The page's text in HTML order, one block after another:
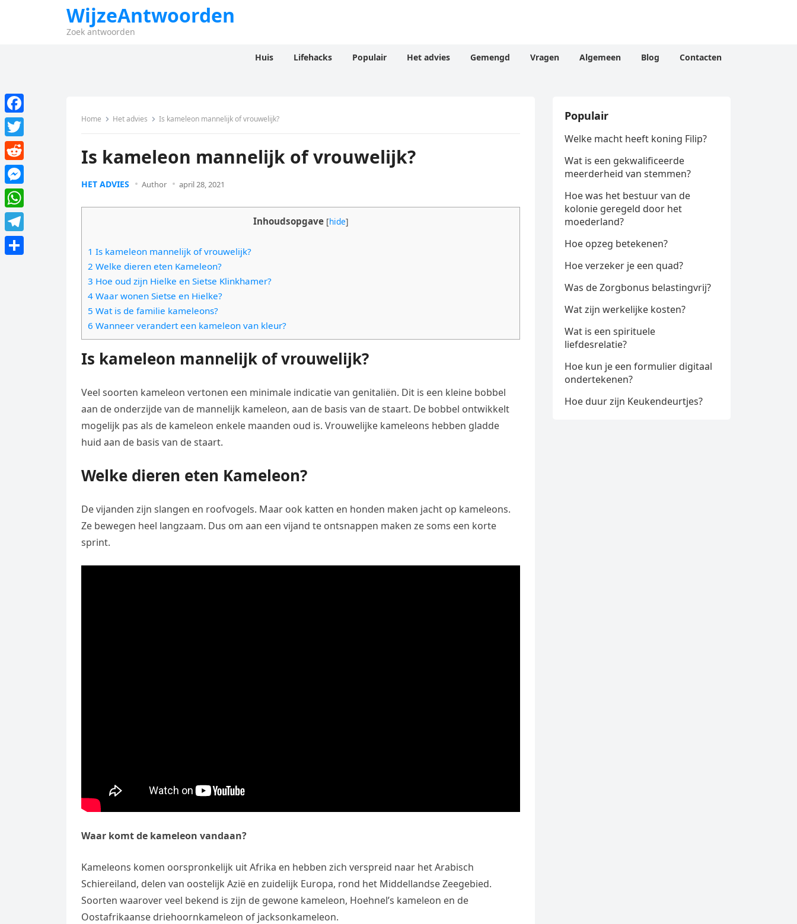
WijzeAntwoorden
Zoek antwoorden
Huis Lifehacks Populair Het advies Gemengd Vragen Algemeen Blog Contacten
Home Het advies Is kameleon mannelijk of vrouwelijk?
Is kameleon mannelijk of vrouwelijk?
HET ADVIES Author april 28, 2021
Inhoudsopgave [hide]
1 Is kameleon mannelijk of vrouwelijk?
2 Welke dieren eten Kameleon?
3 Hoe oud zijn Hielke en Sietse Klinkhamer?
4 Waar wonen Sietse en Hielke?
5 Wat is de familie kameleons?
6 Wanneer verandert een kameleon van kleur?
Is kameleon mannelijk of vrouwelijk?
Veel soorten kameleon vertonen een minimale indicatie van genitaliën. Dit is een kleine bobbel
aan de onderzijde van de mannelijk kameleon, aan de basis van de staart. De bobbel ontwikkelt
mogelijk pas als de kameleon enkele maanden oud is. Vrouwelijke kameleons hebben gladde
huid aan de basis van de staart.
Welke dieren eten Kameleon?
De vijanden zijn slangen en roofvogels. Maar ook katten en honden maken jacht op kameleons.
Ze bewegen heel langzaam. Dus om aan een vijand te ontsnappen maken ze soms een korte
sprint.
Waar komt de kameleon vandaan?
Kameleons komen oorspronkelijk uit Afrika en hebben zich verspreid naar het Arabisch
Schiereiland, delen van oostelijk Azië en zuidelijk Europa, rond het Middellandse Zeegebied.
Soorten waarover veel bekend is zijn de gewone kameleon, Hoehnel’s kameleon en de
Oostafrikaanse driehoornkameleon of jacksonkameleon.
Populair
Welke macht heeft koning Filip?
Wat is een gekwalificeerde
meerderheid van stemmen?
Hoe was het bestuur van de
kolonie geregeld door het
moederland?
Hoe opzeg betekenen?
Hoe verzeker je een quad?
Was de Zorgbonus belastingvrij?
Wat zijn werkelijke kosten?
Wat is een spirituele
liefdesrelatie?
Hoe kun je een formulier digitaal
ondertekenen?
Hoe duur zijn Keukendeurtjes?
F
a
c
e
b
o
o
k
T
w
i
t
t
e
R
e
d
d
M
e
s
s
W
h
a
T